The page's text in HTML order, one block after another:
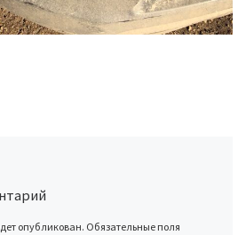
опубликован. Обязательные поля